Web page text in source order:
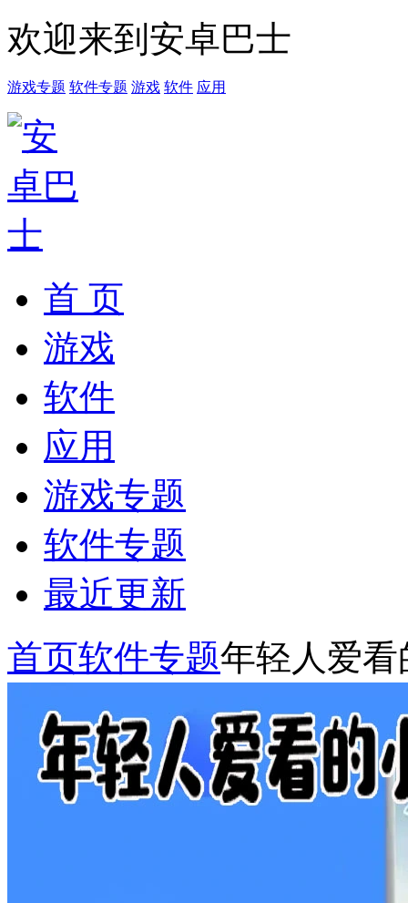
欢迎来到安卓巴士
游戏专题 软件专题 游戏 软件 应用
首 页
游戏
软件
应用
游戏专题
软件专题
最近更新
首页软件专题年轻人爱